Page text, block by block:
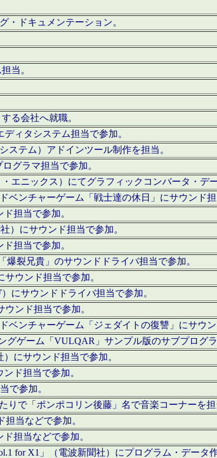
・ドキュメンテーション。
当。
る会社へ就職。
ィタシステム担当で参加。
ステム）アドインツール制作を担当。
グラマ担当で参加。
エニックス）にてグラフィックコンバータ・デ
ベンチャーゲーム「戦士達の休日」にサウンド
担当で参加。
）にサウンド担当で参加。
担当で参加。
爆裂兄貴」のサウンドドライバ担当で参加。
ウンド担当で参加。
にサウンドドライバ担当で参加。
ンド担当で参加。
ベンチャーゲーム「ジェダイトの復讐」にサウ
グゲーム「VULQAR」サンプル版のサブプログ
にサウンド担当で参加。
ド担当で参加。
で参加。
りで「ポンポコリン後藤」名で音楽コーナーを
当などで参加。
担当などで参加。
for X1」（電波新聞社）にプログラム・データ